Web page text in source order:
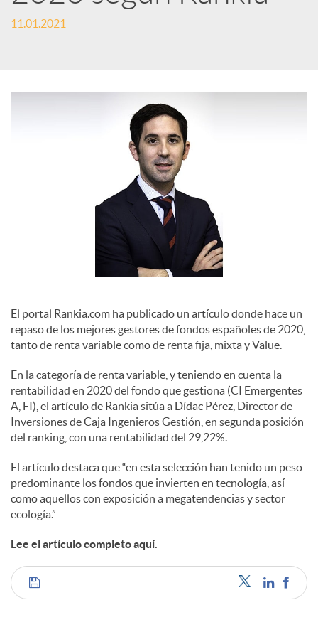
e
l
e
s
11.01.2021
El portal Rankia.com ha publicado un artículo donde hace un
repaso de los mejores gestores de fondos españoles de 2020,
tanto de renta variable como de renta fija, mixta y Value.
En la categoría de renta variable, y teniendo en cuenta la
rentabilidad en 2020 del fondo que gestiona (CI Emergentes
A, FI), el artículo de Rankia sitúa a Dídac Pérez, Director de
Inversiones de Caja Ingenieros Gestión, en segunda posición
del ranking, con una rentabilidad del 29,22%.
El artículo destaca que “en esta selección han tenido un peso
predominante los fondos que invierten en tecnología, así
como aquellos con exposición a megatendencias y sector
ecología.”
Lee el artículo completo aquí.
C